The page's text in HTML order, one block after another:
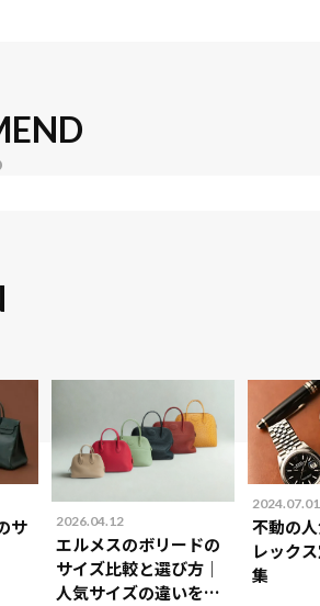
サ
2026.04.12
エルメスのボリードの
サイズ比較と選び方｜
人気サイズの違いを解
2024.07.01
不動の
レック
集